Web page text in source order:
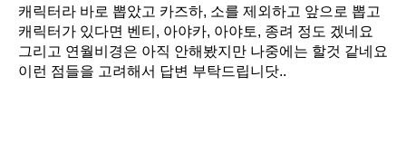
캐릭터라 바로 뽑았고 카즈하, 소를 제외하고 앞으로 뽑고
캐릭터가 있다면 벤티, 아야카, 아야토, 종려 정도 겠네요
그리고 연월비경은 아직 안해봤지만 나중에는 할것 같네요
이런 점들을 고려해서 답변 부탁드립니닷..